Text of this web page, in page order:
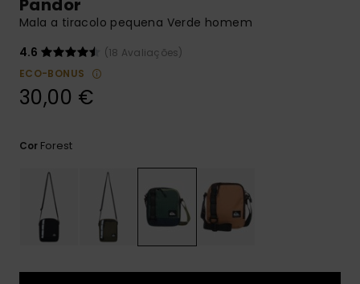
respostas
para as
as FAQ
Pandor
Mala a tiracolo pequena Verde homem
4.6
(18 Avaliações)
ECO-BONUS
30,00 €
Cor Forest